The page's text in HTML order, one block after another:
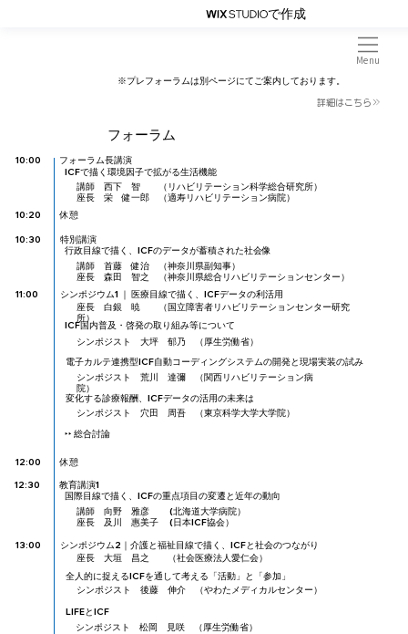
で作成
Menu
※プレフォーラムは別ページにてご案内しております。
詳細はこちら
​10:00
​フォーラム長講演
ICFで描く環境因子で拡がる生活機能​
講師 西下 智 （リハビリテーション科学総合研究所）
座長 栄 健一郎 （適寿リハビリテーション病院）
​10:20
​休憩
​10:30
特別講演
行政目線で描く、ICFのデータが蓄積された社会像
講師 首藤 健治 （神奈川県副知事）
座長 森田 智之 （神奈川県総合リハビリテーションセンター）
​フォーラム
​11:00
​シンポジウム1 ｜ ​医療目線で描く、ICFデータの利活用
座長 白銀 暁 （国立障害者リハビリテーションセンター研究
所）
ICF国内普及・啓発の取り組み等について
シンポジスト 大坪 郁乃 （厚生労働省）
電子カルテ連携型ICF自動コーディングシステムの開発と現場実装の試み
シンポジスト 荒川 達彌 （関西リハビリテーション病
院）
変化する診療報酬、ICFデータの活用の未来は
シンポジスト 穴田 周吾 （東京科学大学大学院）
​‣‣ 総合討論
​12:00 ​休憩
​12:30
​教育講演1​
国際目線で描く、ICFの重点項目の変遷と近年の動向
講師 向野 雅彦 (北海道大学病院）
座長 及川 惠美子 (日本ICF協会）
​13:00
​シンポジウム2｜介護と福祉目線で描く、ICFと社会のつながり​
座長 大垣 昌之 （社会医療法人愛仁会）
全人的に捉えるICFを通して考える「活動」と「参加」
シンポジスト 後藤 伸介 （やわたメディカルセンター）
LIFEとICF
シンポジスト 松岡 見咲 （厚生労働省）